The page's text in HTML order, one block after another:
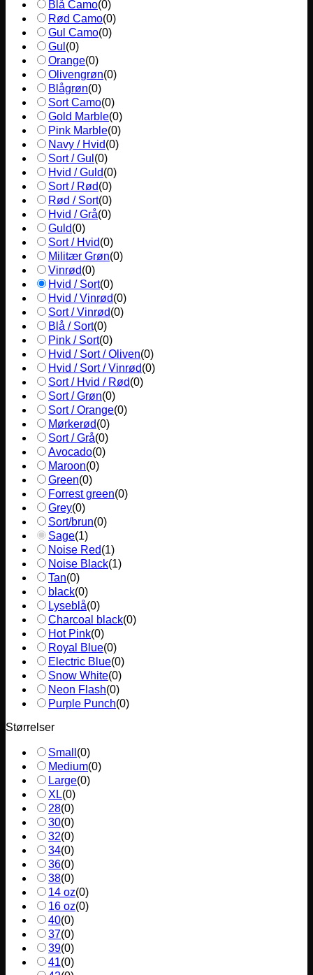
Blå Camo(0)
Rød Camo(0)
Gul Camo(0)
Gul (0)
Orange(0)
Olivengrøn(0)
Blågrøn(0)
Sort Camo(0)
Gold Marble(0)
Pink Marble(0)
Navy / Hvid(0)
Sort / Gul (0)
Hvid / Guld(0)
Sort / Rød(0)
Rød / Sort(0)
Hvid / Grå(0)
Guld(0)
Sort / Hvid(0)
Militær Grøn(0)
Vinrød(0)
Hvid / Sort(0)
Hvid / Vinrød(0)
Sort / Vinrød(0)
Blå / Sort(0)
Pink / Sort(0)
Hvid / Sort / Oliven(0)
Hvid / Sort / Vinrød(0)
Sort / Hvid / Rød(0)
Sort / Grøn(0)
Sort / Orange(0)
Mørkerød(0)
Sort / Grå(0)
Avocado(0)
Maroon(0)
Green(0)
Forrest green(0)
Grey(0)
Sort/brun(0)
Sage(1)
Noise Red(1)
Noise Black(1)
Tan(0)
black(0)
Lyseblå(0)
Charcoal black(0)
Hot Pink(0)
Royal Blue(0)
Electric Blue(0)
Snow White(0)
Neon Flash(0)
Purple Punch(0)
Størrelser
Small (0)
Medium(0)
Large(0)
XL(0)
28(0)
30(0)
32(0)
34(0)
36(0)
38(0)
14 oz(0)
16 oz(0)
40(0)
37(0)
39(0)
41(0)